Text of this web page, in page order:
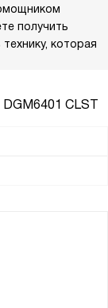
получить
которая
DGM6401 CLST